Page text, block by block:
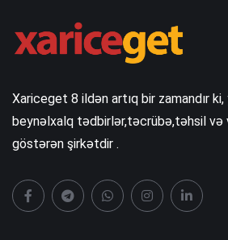
Xariceget 8 ildən artıq bir zamandır
beynəlxalq tədbirlər,təcrübə,təhsil və
göstərən şirkətdir .